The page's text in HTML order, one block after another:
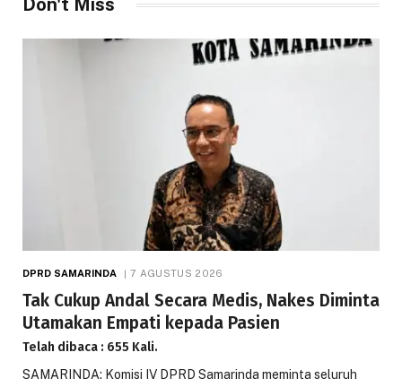
Don't Miss
DPRD SAMARINDA 7 AGUSTUS 2026
Tak Cukup Andal Secara Medis, Nakes Diminta
Utamakan Empati kepada Pasien
Telah dibaca : 655 Kali.
SAMARINDA: Komisi IV DPRD Samarinda meminta seluruh